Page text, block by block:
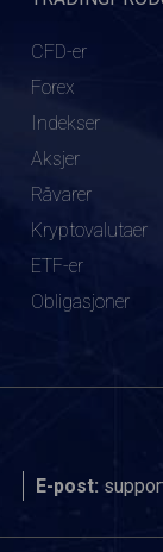
CFD-er
Forex
Indekser
Aksjer
Råvarer
Kryptovalutaer
ETF-er
Obligasjoner
E-post: